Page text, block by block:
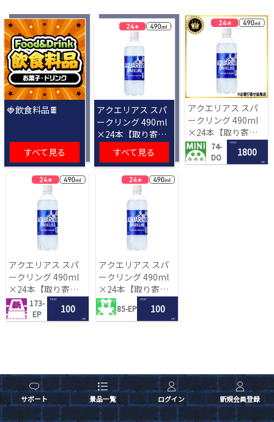
サポート 景品一覧 ログイン 新規会員登録
🍓飲食料品🍫
すべて見る
アクエリアス スパ
ークリング 490ml
×24本【取り寄せ
入荷後次第発送】
すべて見る
アクエリアス スパ
ークリング 490ml
×24本【取り寄せ
入荷後次第発送】
74-
DO
1 PLAY
1800
LRC
アクエリアス スパ
ークリング 490ml
×24本【取り寄せ
入荷後次第発送】
173-
EP
1 PLAY
100
LRC
アクエリアス スパ
ークリング 490ml
×24本【取り寄せ
入荷後次第発送】
85-EP
1 PLAY
100
LRC